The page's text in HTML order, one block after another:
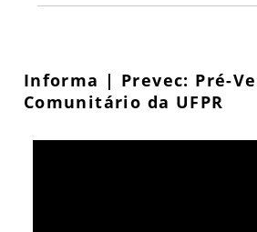
Informa | Prevec: Pré-
Comunitário da UFPR